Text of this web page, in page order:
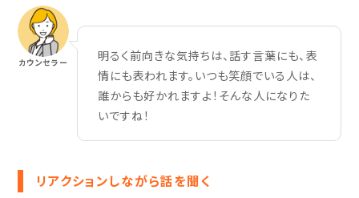
カウンセラー
明るく前向きな気持ちは、話す言葉にも、表
情にも表われます。いつも笑顔でいる人は、
誰からも好かれますよ！そんな人になりた
いですね！
リアクションしながら話を聞く